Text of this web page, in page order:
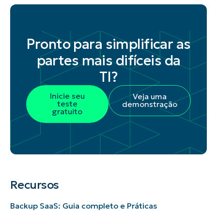
Pronto para simplificar as
partes mais difíceis da
TI?
Inicie seu
teste
gratuito
Veja uma
demonstração
Recursos
Backup SaaS: Guia completo e Práticas